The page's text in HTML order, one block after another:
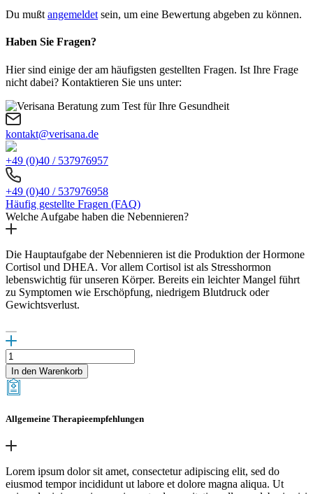
Du mußt angemeldet sein, um eine Bewertung abgeben zu können.
Haben Sie Fragen?
Hier sind einige der am häufigsten gestellten Fragen. Ist Ihre Frage
nicht dabei? Kontaktieren Sie uns unter:
kontakt@verisana.de
+49 (0)40 / 537976957
+49 (0)40 / 537976958
Häufig gestellte Fragen (FAQ)
Welche Aufgabe haben die Nebennieren?
Die Hauptaufgabe der Nebennieren ist die Produktion der Hormone
Cortisol und DHEA. Vor allem Cortisol ist als Stresshormon
lebenswichtig für unseren Körper. Bereits ein leichter Mangel führt
zu Symptomen wie Erschöpfung, niedrigem Blutdruck oder
Gewichtsverlust.
Adrenal
Complex
Menge
In den Warenkorb
Allgemeine Therapieempfehlungen
Lorem ipsum dolor sit amet, consectetur adipiscing elit, sed do
eiusmod tempor incididunt ut labore et dolore magna aliqua. Ut